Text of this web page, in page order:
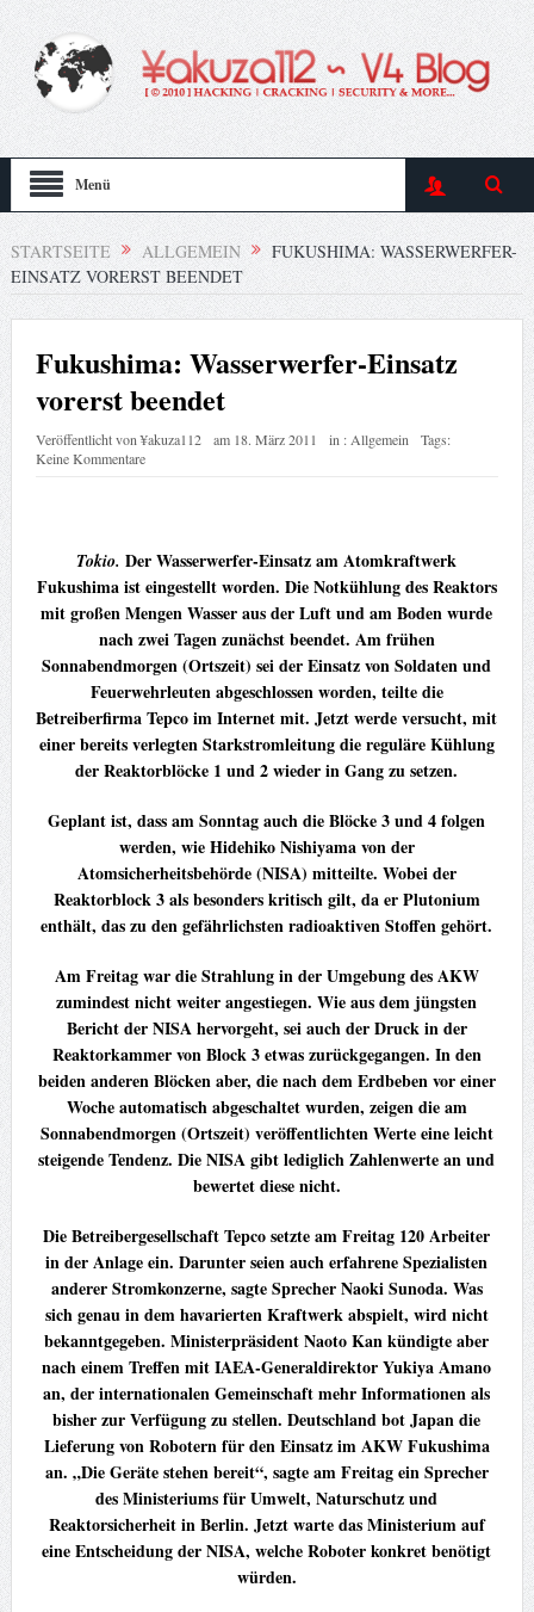
Menü
STARTSEITE ALLGEMEIN
FUKUSHIMA: WASSERWERFER-
EINSATZ VORERST BEENDET
Fukushima: Wasserwerfer-Einsatz
vorerst beendet
Veröffentlicht von¥akuza112 am 18. März 2011 in : Allgemein
Tags:
Keine Kommentare
Tokio.Der Wasserwerfer-Einsatz am Atomkraftwerk
Fukushima ist eingestellt worden. Die Notkühlung des Reaktors
mit großen Mengen Wasser aus der Luft und am Boden wurde
nach zwei Tagen zunächst beendet. Am frühen
Sonnabendmorgen (Ortszeit) sei der Einsatz von Soldaten und
Feuerwehrleuten abgeschlossen worden, teilte die
Betreiberfirma Tepco im Internet mit. Jetzt werde versucht, mit
einer bereits verlegten Starkstromleitung die reguläre Kühlung
der Reaktorblöcke 1 und 2 wieder in Gang zu setzen.
Geplant ist, dass am Sonntag auch die Blöcke 3 und 4 folgen
werden, wie Hidehiko Nishiyama von der
Atomsicherheitsbehörde (NISA) mitteilte. Wobei der
Reaktorblock 3 als besonders kritisch gilt, da er Plutonium
enthält, das zu den gefährlichsten radioaktiven Stoffen gehört.
Am Freitag war die Strahlung in der Umgebung des AKW
zumindest nicht weiter angestiegen. Wie aus dem jüngsten
Bericht der NISA hervorgeht, sei auch der Druck in der
Reaktorkammer von Block 3 etwas zurückgegangen. In den
beiden anderen Blöcken aber, die nach dem Erdbeben vor einer
Woche automatisch abgeschaltet wurden, zeigen die am
Sonnabendmorgen (Ortszeit) veröffentlichten Werte eine leicht
steigende Tendenz. Die NISA gibt lediglich Zahlenwerte an und
bewertet diese nicht.
Die Betreibergesellschaft Tepco setzte am Freitag 120 Arbeiter
in der Anlage ein. Darunter seien auch erfahrene Spezialisten
anderer Stromkonzerne, sagte Sprecher Naoki Sunoda. Was
sich genau in dem havarierten Kraftwerk abspielt, wird nicht
bekanntgegeben. Ministerpräsident Naoto Kan kündigte aber
nach einem Treffen mit IAEA-Generaldirektor Yukiya Amano
an, der internationalen Gemeinschaft mehr Informationen als
bisher zur Verfügung zu stellen. Deutschland bot Japan die
Lieferung von Robotern für den Einsatz im AKW Fukushima
an. „Die Geräte stehen bereit“, sagte am Freitag ein Sprecher
des Ministeriums für Umwelt, Naturschutz und
Reaktorsicherheit in Berlin. Jetzt warte das Ministerium auf
eine Entscheidung der NISA, welche Roboter konkret benötigt
würden.